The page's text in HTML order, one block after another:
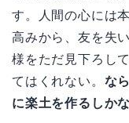
す。人間の心には
高みから、友を失
様をただ見下ろし
てはくれない。 な
に楽土を作るしか